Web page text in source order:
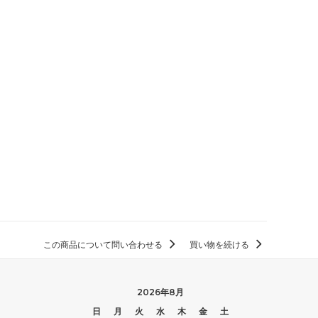
この商品について問い合わせる 買い物を続ける
2026年8月
日
月 火 水 木 金
土